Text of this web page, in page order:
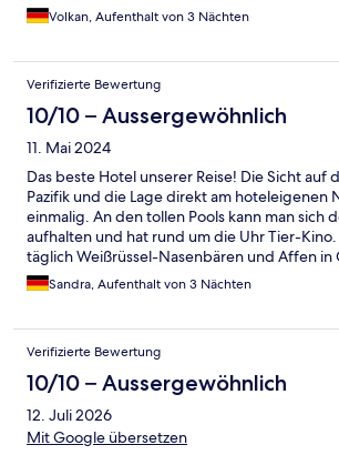
Volkan, Aufenthalt von 3 Nächten
Verifizierte Bewertung
10/10 – Aussergewöhnlich
11. Mai 2024
Das beste Hotel unserer Reise! Die Sicht auf
Pazifik und die Lage direkt am hoteleigenen
einmalig. An den tollen Pools kann man sich
aufhalten und hat rund um die Uhr Tier-
täglich Weißrüssel-Nasenbären und Affen
beobachten können. Trotz des hohen Preises
uneingeschränkt jede*m empfehlen. Das
Restaurants in geringer Entfernung.
Sonnenuntergang in Nosara💖
Sandra, Aufenthalt von 3 Nächten
Verifizierte Bewertung
10/10 – Aussergewöhnlich
12. Juli 2026
Mit Google übersetzen